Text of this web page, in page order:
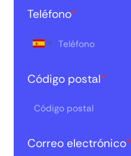
Teléfono*
Código postal*
Correo electrónico*